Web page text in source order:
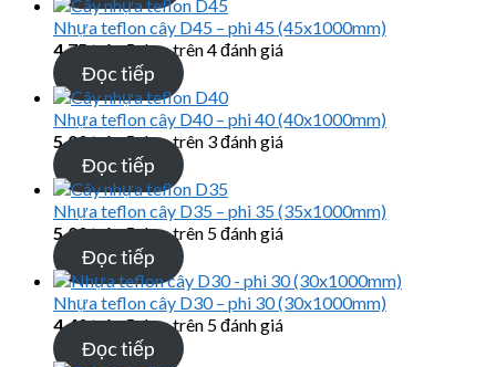
Nhựa teflon cây D45 – phi 45 (45x1000mm)
4.75trên 5 dựa trên4đánh giá
Đọc tiếp
Nhựa teflon cây D40 – phi 40 (40x1000mm)
5.00trên 5 dựa trên 3đánh giá
Đọc tiếp
Nhựa teflon cây D35 – phi 35 (35x1000mm)
5.00trên 5 dựa trên 5đánh giá
Đọc tiếp
Nhựa teflon cây D30 – phi 30 (30x1000mm)
4.40trên 5 dựa trên 5đánh giá
Đọc tiếp